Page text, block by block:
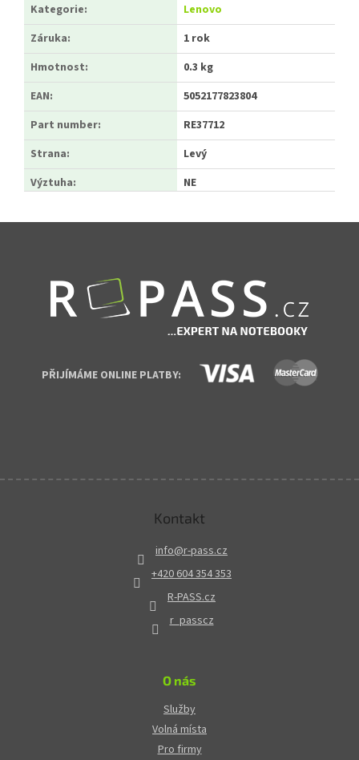
Kategorie:
Lenovo
Záruka:
1 rok
Hmotnost:
0.3 kg
EAN:
5052177823804
Part number:
RE37712
Strana:
Levý
Výztuha: NE
PŘIJÍMÁME ONLINE PLATBY:
Kontakt
info@r-pass.cz
+420 604 354 353
R-PASS.cz
r_passcz
O nás
Služby
Volná místa
Pro firmy